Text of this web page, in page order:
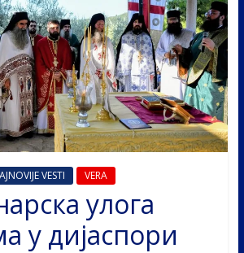
VESTI VERA
улога
у дијаспори